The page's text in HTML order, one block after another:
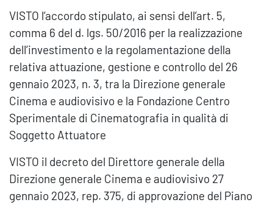
VISTO l’accordo stipulato, ai sensi dell’art. 5,
comma 6 del d. lgs. 50/2016 per la realizzazione
dell’investimento e la regolamentazione della
relativa attuazione, gestione e controllo del 26
gennaio 2023, n. 3, tra la Direzione generale
Cinema e audiovisivo e la Fondazione Centro
Sperimentale di Cinematografia in qualità di
Soggetto Attuatore
VISTO il decreto del Direttore generale della
Direzione generale Cinema e audiovisivo 27
gennaio 2023, rep. 375, di approvazione del Piano